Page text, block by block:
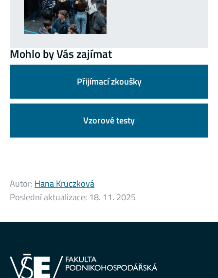
Mohlo by Vás zajímat
Přijímací zkoušky
Vzorové testy
Autor: Hana Kruczková
Poslední aktualizace: 18. 11. 2025